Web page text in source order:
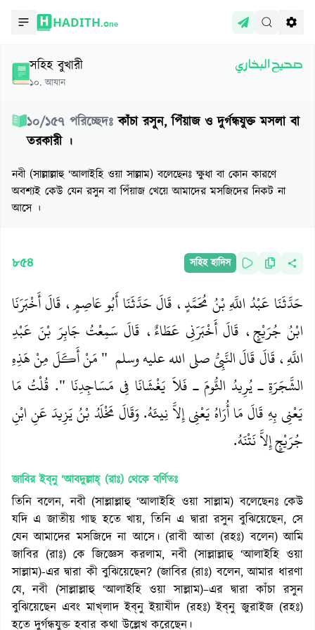
HADITH.One
সহিহ বুখারী
১০.আযান
صحيح البخاري
১০/১৫৭ পরিচ্ছেদঃকাঁচা রসুন, পিঁয়াজ ও দুর্গন্ধযুক্ত মসলা বা
তরকারী ।
নবী (সাল্লাল্লাহু ‘আলাইহি ওয়া সাল্লাম) বলেছেনঃ ক্ষুধা বা কোন কারণে
অবশ্যই কেউ যেন রসুন বা পিঁয়াজ খেয়ে আমাদের মসজিদের নিকট না
আসে ।
৮৫৪ সহিহ হাদিস
حَدَّثَنَا عَبْدُ اللَّهِ بْنُ مُحَمَّدٍ، قَالَ حَدَّثَنَا أَبُو عَاصِمٍ، قَالَ أَخْبَرَنَا
ابْنُ جُرَيْجٍ، قَالَ أَخْبَرَنِي عَطَاءٌ، قَالَ سَمِعْتُ جَابِرَ بْنَ عَبْدِ
اللَّهِ، قَالَ قَالَ النَّبِيُّ صلى الله عليه وسلم ‏ "‏ مَنْ أَكَلَ مِنْ هَذِهِ
الشَّجَرَةِ ـ يُرِيدُ الثُّومَ ـ فَلاَ يَغْشَانَا فِي مَسَاجِدِنَا ‏"‏‏.‏ قُلْتُ مَا
يَعْنِي بِهِ قَالَ مَا أُرَاهُ يَعْنِي إِلاَّ نِيئَهُ‏.‏ وَقَالَ مَخْلَدُ بْنُ يَزِيدَ عَنِ ابْنِ
جُرَيْجٍ إِلاَّ نَتْنَهُ‏.‏
জাবির ইব্‌নু ‘আবদুল্লাহ্‌ (রাঃ) থেকে বর্ণিতঃ
তিনি বলেন, নবী (সাল্লাল্লাহু ‘আলাইহি ওয়া সাল্লাম) বলেছেনঃ কেউ
যদি এ জাতীয় গাছ হতে খায়, তিনি এ দ্বারা রসুন বুঝিয়েছেন, সে
যেন আমাদের মসজিদে না আসে। (রাবী আতা (রহঃ) বলেন) আমি
জাবির (রাঃ) কে জিজ্ঞেস করলাম, নবী (সাল্লাল্লাহু ‘আলাইহি ওয়া
সাল্লাম)-এর দ্বারা কী বুঝিয়েছেন? (জাবির (রাঃ) বলেন, আমার ধারণা
যে, নবী (সাল্লাল্লাহু ‘আলাইহি ওয়া সাল্লাম)–এর দ্বারা কাঁচা রসুন
বুঝিয়েছেন এবং মাখ্‌লাদ ইব্‌নু ইয়াযীদ (রহঃ) ইব্‌নু জুরাইজ (রহঃ)
হতে দুর্গন্ধযুক্ত হবার কথা উল্লেখ করেছেন।